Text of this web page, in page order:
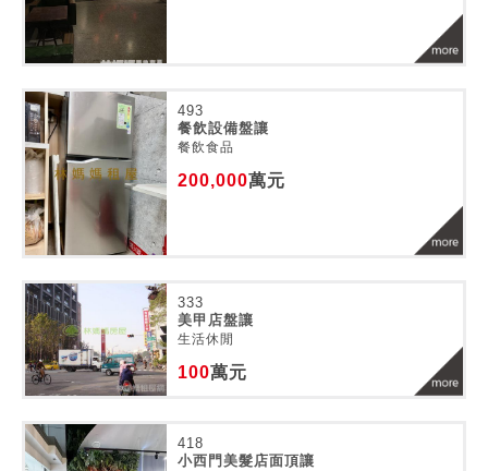
493
餐飲設備盤讓
餐飲食品
200,000萬元
333
美甲店盤讓
生活休閒
100萬元
418
小西門美髮店面頂讓